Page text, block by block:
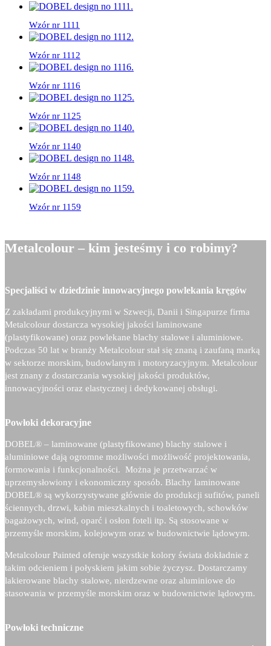
Wzór nr 1111
Wzór nr 1112
Wzór nr 1116
Wzór nr 1125
Wzór nr 1140
Wzór nr 1148
Wzór nr 1159
Metalcolour – kim jesteśmy i co robimy?
Specjaliści w dziedzinie innowacyjnego powlekania kręgów
Z zakładami produkcyjnymi w Szwecji, Danii i Singapurze firma
Metalcolour dostarcza wysokiej jakości laminowane
(plastyfikowane) oraz powlekane blachy stalowe i aluminiowe.
Podczas 50 lat w branży Metalcolour stał się znaną i zaufaną marką
w sektorze morskim, budowlanym i motoryzacyjnym. Metalcolour
jest znany z dostarczania wysokiej jakości produktów,
innowacyjności oraz elastycznej i dedykowanej obsługi.
Powłoki dekoracyjne
DOBEL® – laminowane (plastyfikowane) blachy stalowe i
aluminiowe dają ogromne możliwości możliwość projektowania,
formowania i funkcjonalności. Można je przetwarzać w
uprzemysłowiony i ekonomiczny sposób. Blachy laminowane
DOBEL® są wykorzystywane głównie do produkcji sufitów, paneli
ściennych, drzwi, kabin mieszkalnych i toaletowych, schowków
bagażowych, wind, oparć i osłon foteli itp. Są stosowane w
przemyśle morskim, kolejowym oraz w budownictwie lądowym.
Metalcolour Painted oferuje wszystkie kolory świata dokładnie z
takim odcieniem i połyskiem jakim sobie życzysz. Dostarczamy
lakierowane blachy stalowe, nierdzewne oraz aluminiowe do
stasowania w przemyśle morskim oraz w budownictwie lądowym.
Powłoki techniczne